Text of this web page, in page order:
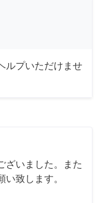
ルプいただけませ
ざいました。また
致します。